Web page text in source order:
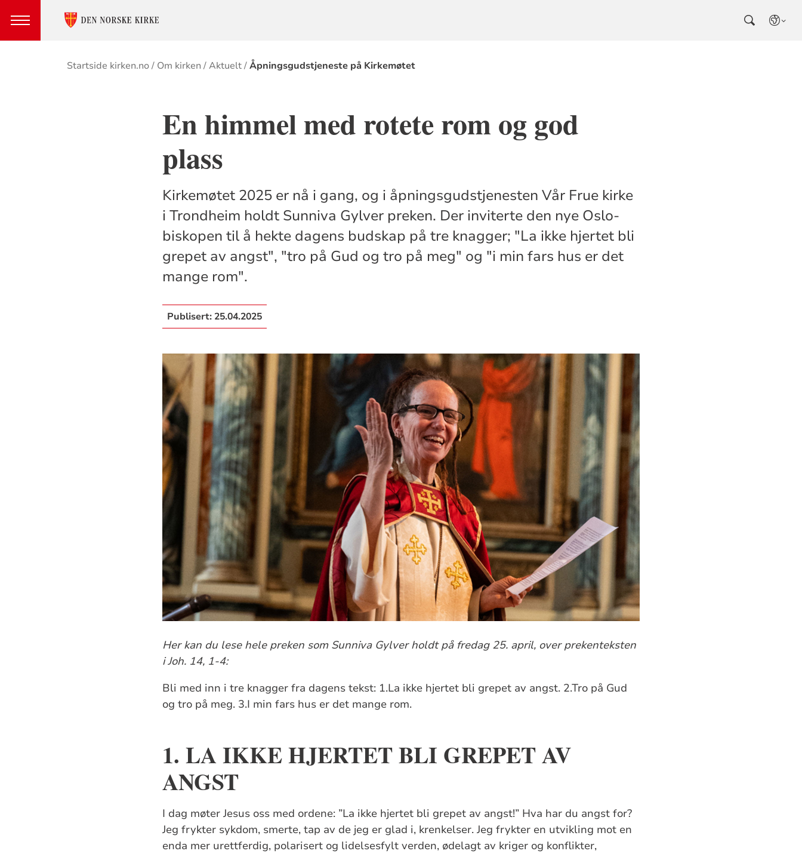
Brødsmulesti
Startside kirken.no Om kirken Aktuelt Åpningsgudstjeneste på Kirkemøtet
En himmel med rotete rom og god
plass
Kirkemøtet 2025 er nå i gang, og i åpningsgudstjenesten Vår Frue kirke
i Trondheim holdt Sunniva Gylver preken. Der inviterte den nye Oslo-
biskopen til å hekte dagens budskap på tre knagger; "La ikke hjertet bli
grepet av angst", "tro på Gud og tro på meg" og "i min fars hus er det
mange rom".
Publisert: 25.04.2025
Her kan du lese hele preken som Sunniva Gylver holdt på fredag 25. april, over prekenteksten
i Joh. 14, 1-4:
Bli med inn i tre knagger fra dagens tekst: 1.La ikke hjertet bli grepet av angst. 2.Tro på Gud
og tro på meg. 3.I min fars hus er det mange rom.
1. LA IKKE HJERTET BLI GREPET AV
ANGST
I dag møter Jesus oss med ordene: ”La ikke hjertet bli grepet av angst!” Hva har du angst for?
Jeg frykter sykdom, smerte, tap av de jeg er glad i, krenkelser. Jeg frykter en utvikling mot en
enda mer urettferdig, polarisert og lidelsesfylt verden, ødelagt av kriger og konflikter,